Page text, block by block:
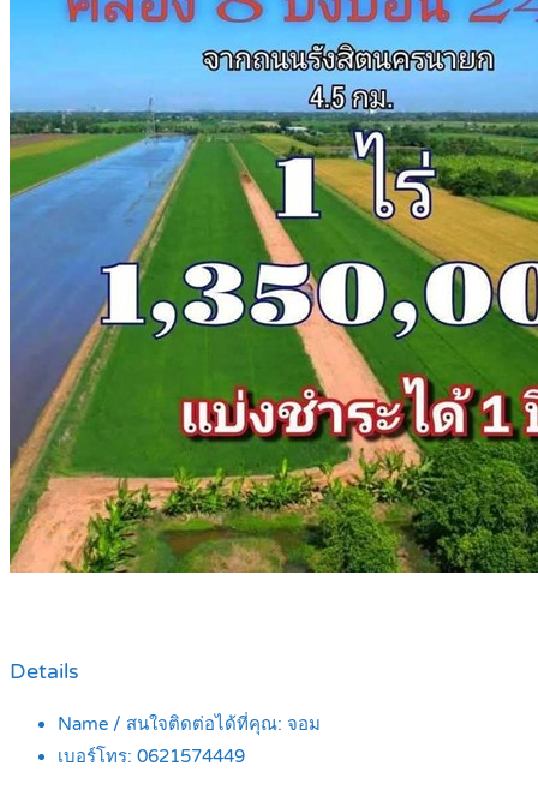
Details
Name / สนใจติดต่อได้ที่คุณ: จอม
เบอร์โทร: 0621574449